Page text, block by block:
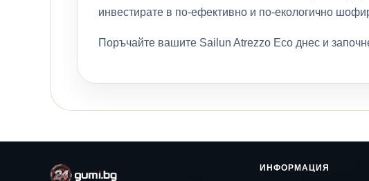
инвестирате в по-ефективно и по-екологично
Поръчайте вашите Sailun Atrezzo Eco днес и
ИНФОРМАЦИЯ